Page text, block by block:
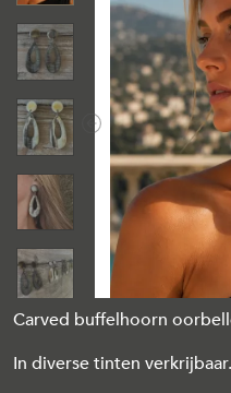
Previous
Carved buffelhoorn
In diverse tinten verkrijbaar.